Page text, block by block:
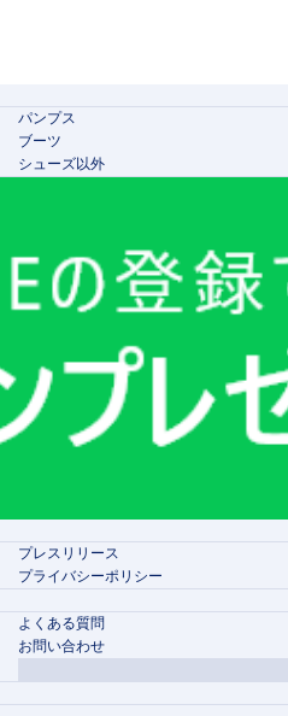
パンプス
ブーツ
シューズ以外
プレスリリース
プライバシーポリシー
よくある質問
お問い合わせ